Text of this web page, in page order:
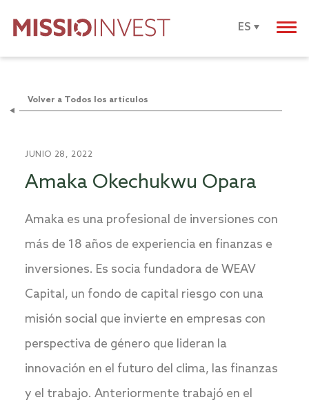
ES
Volver a Todos los artículos
JUNIO 28, 2022
Amaka Okechukwu Opara
Amaka es una profesional de inversiones con
más de 18 años de experiencia en finanzas e
inversiones. Es socia fundadora de WEAV
Capital, un fondo de capital riesgo con una
misión social que invierte en empresas con
perspectiva de género que lideran la
innovación en el futuro del clima, las finanzas
y el trabajo. Anteriormente trabajó en el